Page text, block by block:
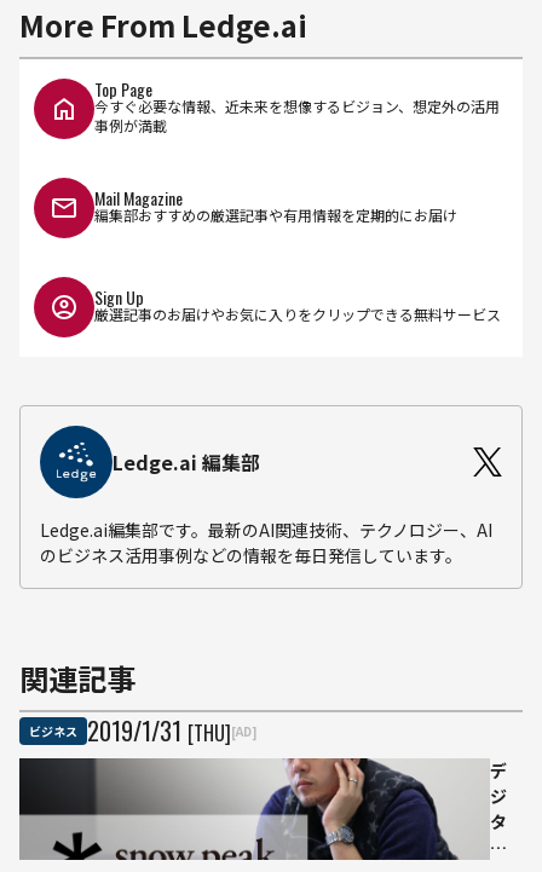
More From Ledge.ai
Top Page
今すぐ必要な情報、近未来を想像するビジョン、想定外の活用
事例が満載
Mail Magazine
編集部おすすめの厳選記事や有用情報を定期的にお届け
Sign Up
厳選記事のお届けやお気に入りをクリップできる無料サービス
Ledge.ai 編集部
Ledge.ai編集部です。最新のAI関連技術、テクノロジー、AI
のビジネス活用事例などの情報を毎日発信しています。
関連記事
ビジネス 2019/1/31 [THU][AD]
デ
ジ
タ
ル